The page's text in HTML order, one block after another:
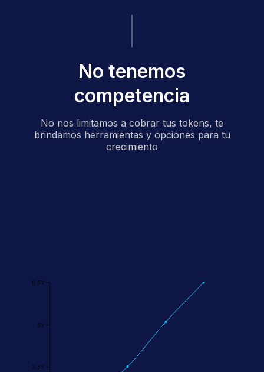
No tenemos
competencia
No nos limitamos a cobrar tus tokens, te
brindamos herramientas y opciones para tu
crecimiento
3.5Y
5Y
6.5Y